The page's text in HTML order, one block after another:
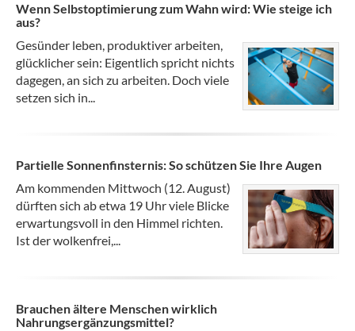
Wenn Selbstoptimierung zum Wahn wird: Wie steige ich
aus?
Gesünder leben, produktiver arbeiten,
glücklicher sein: Eigentlich spricht nichts
dagegen, an sich zu arbeiten. Doch viele
setzen sich in...
Partielle Sonnenfinsternis: So schützen Sie Ihre Augen
Am kommenden Mittwoch (12. August)
dürften sich ab etwa 19 Uhr viele Blicke
erwartungsvoll in den Himmel richten.
Ist der wolkenfrei,...
Brauchen ältere Menschen wirklich
Nahrungsergänzungsmittel?